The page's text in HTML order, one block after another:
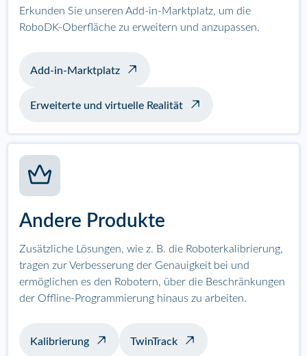
Erkunden Sie unseren Add-in-Marktplatz, um die
RoboDK-Oberfläche zu erweitern und anzupassen.
Add-in-Marktplatz
Erweiterte und virtuelle Realität
Andere Produkte
Zusätzliche Lösungen, wie z. B. die Roboterkalibrierung,
tragen zur Verbesserung der Genauigkeit bei und
ermöglichen es den Robotern, über die Beschränkungen
der Offline-Programmierung hinaus zu arbeiten.
Kalibrierung TwinTrack